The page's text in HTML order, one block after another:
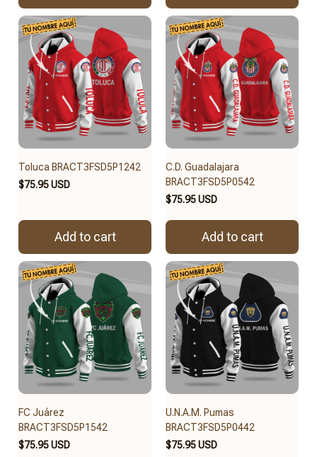
Toluca BRACT3FSD5P1242
$75.95 USD
Add to cart
C.D. Guadalajara
BRACT3FSD5P0542
$75.95 USD
Add to cart
FC Juárez
BRACT3FSD5P1542
$75.95 USD
U.N.A.M. Pumas
BRACT3FSD5P0442
$75.95 USD